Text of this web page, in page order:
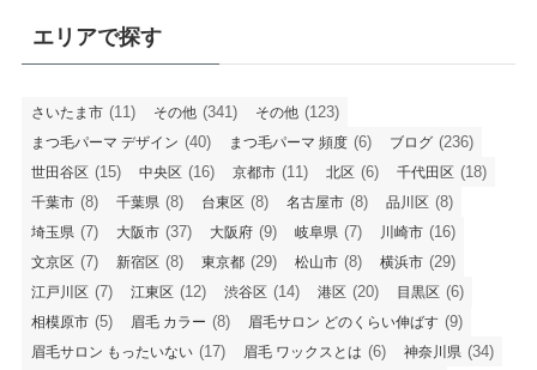
エリアで探す
さいたま市 (11) その他 (341) その他 (123)
まつ毛パーマ デザイン (40) まつ毛パーマ 頻度 (6) ブログ (236)
世田谷区 (15) 中央区 (16) 京都市 (11) 北区 (6) 千代田区 (18)
千葉市 (8) 千葉県 (8) 台東区 (8) 名古屋市 (8) 品川区 (8)
埼玉県 (7) 大阪市 (37) 大阪府 (9) 岐阜県 (7) 川崎市 (16)
文京区 (7) 新宿区 (8) 東京都 (29) 松山市 (8) 横浜市 (29)
江戸川区 (7) 江東区 (12) 渋谷区 (14) 港区 (20) 目黒区 (6)
相模原市 (5) 眉毛 カラー (8) 眉毛サロン どのくらい伸ばす (9)
眉毛サロン もったいない (17) 眉毛 ワックスとは (6) 神奈川県 (34)